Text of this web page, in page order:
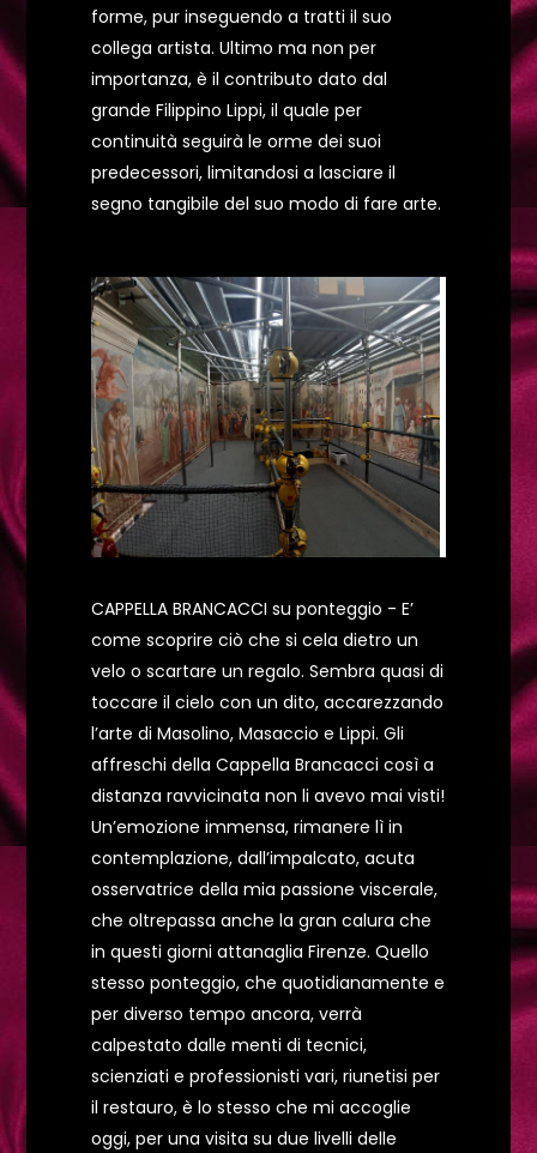
forme, pur inseguendo a tratti il suo
collega artista. Ultimo ma non per
importanza, è il contributo dato dal
grande Filippino Lippi, il quale per
continuità seguirà le orme dei suoi
predecessori, limitandosi a lasciare il
segno tangibile del suo modo di fare arte.
CAPPELLA BRANCACCI su ponteggio - E’
come scoprire ciò che si cela dietro un
velo o scartare un regalo. Sembra quasi di
toccare il cielo con un dito, accarezzando
l’arte di Masolino, Masaccio e Lippi. Gli
affreschi della Cappella Brancacci così a
distanza ravvicinata non li avevo mai visti!
Un’emozione immensa, rimanere lì in
contemplazione, dall’impalcato, acuta
osservatrice della mia passione viscerale,
che oltrepassa anche la gran calura che
in questi giorni attanaglia Firenze. Quello
stesso ponteggio, che quotidianamente e
per diverso tempo ancora, verrà
calpestato dalle menti di tecnici,
scienziati e professionisti vari, riunetisi per
il restauro, è lo stesso che mi accoglie
oggi, per una visita su due livelli delle